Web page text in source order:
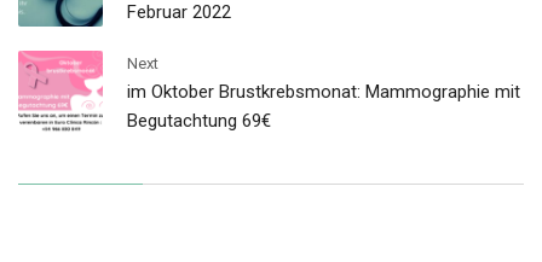
Februar 2022
Next
im Oktober Brustkrebsmonat: Mammographie mit
Begutachtung 69€